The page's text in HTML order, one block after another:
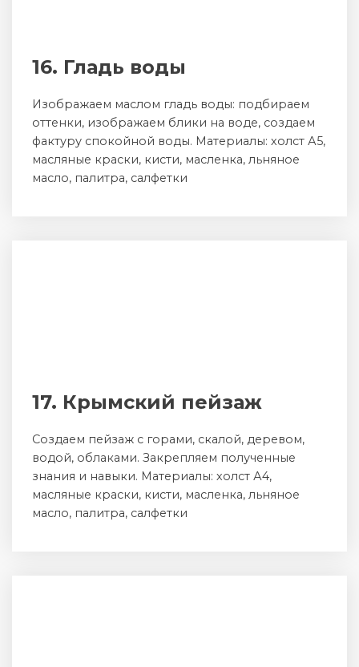
16. Гладь воды
Изображаем маслом гладь воды: подбираем
оттенки, изображаем блики на воде, создаем
фактуру спокойной воды. Материалы: холст А5,
масляные краски, кисти, масленка, льняное
масло, палитра, салфетки
17. Крымский пейзаж
Создаем пейзаж с горами, скалой, деревом,
водой, облаками. Закрепляем полученные
знания и навыки. Материалы: холст А4,
масляные краски, кисти, масленка, льняное
масло, палитра, салфетки